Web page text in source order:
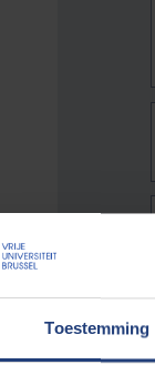
Toestemming